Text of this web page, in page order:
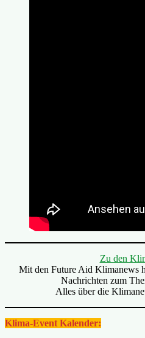
Zu den
Mit den Future Aid Klimanews
Nachrichten zum
Alles über die
Klima-Event Kalender: